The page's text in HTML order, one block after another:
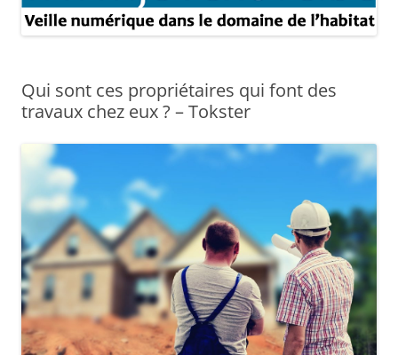
Qui sont ces propriétaires qui font des
travaux chez eux ? – Tokster